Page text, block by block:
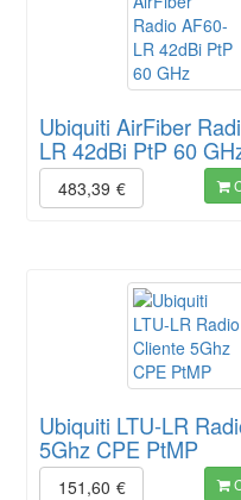
Ubiquiti AirFiber
LR 42dBi PtP 60
483,39 €
Ubiquiti LTU-LR
5Ghz CPE PtMP
151,60 €